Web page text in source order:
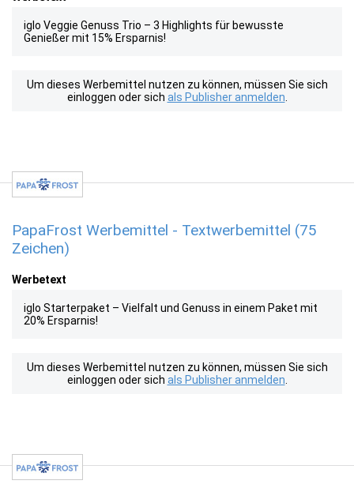
iglo Veggie Genuss Trio – 3 Highlights für bewusste
Genießer mit 15% Ersparnis!
Um dieses Werbemittel nutzen zu können, müssen Sie sich
einloggen oder sich als Publisher anmelden
PapaFrost Werbemittel - Textwerbemittel (75
Zeichen)
Werbetext
iglo Starterpaket – Vielfalt und Genuss in einem Paket mit
20% Ersparnis!
Um dieses Werbemittel nutzen zu können, müssen Sie sich
einloggen oder sich als Publisher anmelden